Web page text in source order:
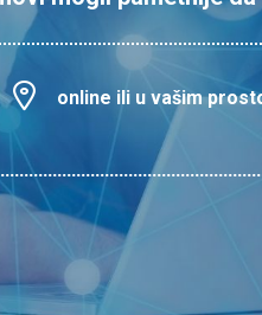
online ili u vašim